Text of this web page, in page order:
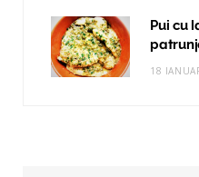
Pui cu
18